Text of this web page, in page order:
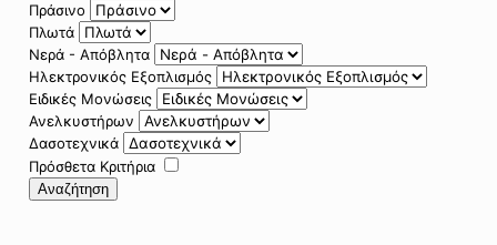
Πράσινο
Πλωτά
Νερά - Απόβλητα
Ηλεκτρονικός Εξοπλισμός
Ειδικές Μονώσεις
Ανελκυστήρων
Δασοτεχνικά
Πρόσθετα Κριτήρια
Αναζήτηση